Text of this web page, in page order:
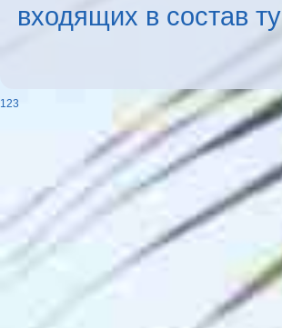
входящих в состав
123